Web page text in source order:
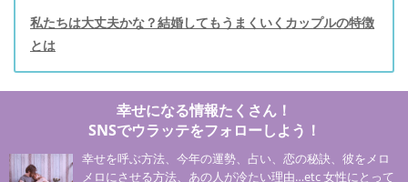
私たちは大丈夫かな？結婚してもうまくいくカップルの特徴
とは
幸せになる情報たくさん！
SNSでウラッテをフォローしよう！
幸せを呼ぶ方法、今年の運勢、占い、恋の秘訣、彼をメロ
メロにさせる方法、あの人が冷たい理由…etc 女性にとって